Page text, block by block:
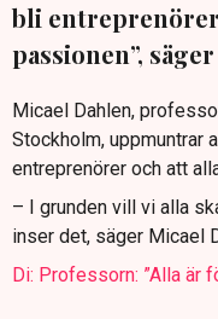
bli
passionen”,
Micael Dahlen,
Stockholm, uppmuntrar
entreprenörer och att
– I grunden vill vi alla
inser det, säger Micael
Di: Professorn: ”Alla är